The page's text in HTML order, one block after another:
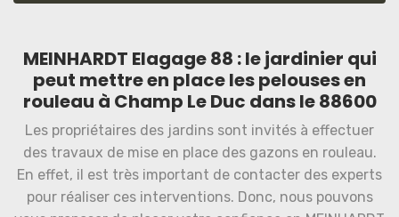
MEINHARDT Elagage 88 : le jardinier qui
peut mettre en place les pelouses en
rouleau à Champ Le Duc dans le 88600
Les propriétaires des jardins sont invités à effectuer
des travaux de mise en place des gazons en rouleau.
En effet, il est très important de contacter des experts
pour réaliser ces interventions. Donc, nous pouvons